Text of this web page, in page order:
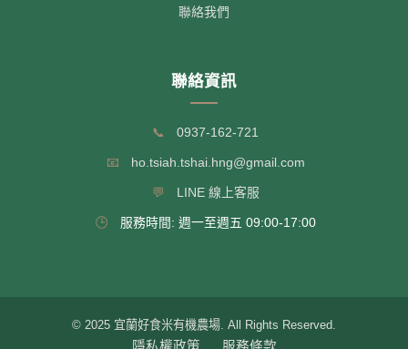
聯絡我們
聯絡資訊
📞 0937-162-721
📧 ho.tsiah.tshai.hng@gmail.com
💬 LINE 線上客服
🕒 服務時間: 週一至週五 09:00-17:00
© 2025 宜蘭好食米有機農場. All Rights Reserved.